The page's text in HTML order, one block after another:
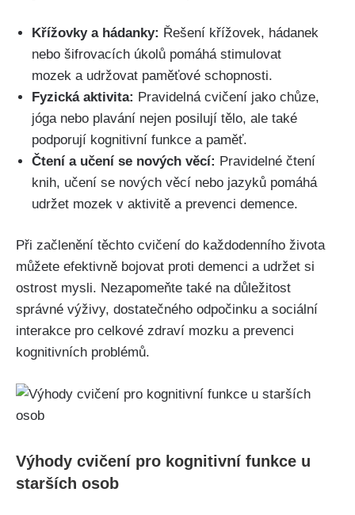
Křížovky a hádanky: Řešení křížovek, hádanek
nebo šifrovacích úkolů pomáhá stimulovat
mozek a udržovat paměťové schopnosti.
Fyzická aktivita: Pravidelná cvičení jako chůze,
jóga nebo plavání nejen posilují tělo, ale také
podporují kognitivní funkce a paměť.
Čtení a učení se nových věcí: Pravidelné čtení
knih, učení se nových věcí nebo jazyků pomáhá
udržet mozek v aktivitě a prevenci demence.
Při začlenění těchto cvičení do každodenního života
můžete efektivně bojovat proti demenci a udržet si
ostrost mysli. Nezapomeňte také na důležitost
správné výživy, dostatečného odpočinku a sociální
interakce pro celkové zdraví mozku a prevenci
kognitivních problémů.
Výhody cvičení pro kognitivní funkce u
starších osob